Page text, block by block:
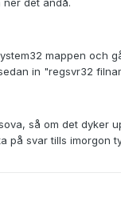
ner det ändå.
mappen och
in "regsvr32
så om det dyker
på svar tills imorgon